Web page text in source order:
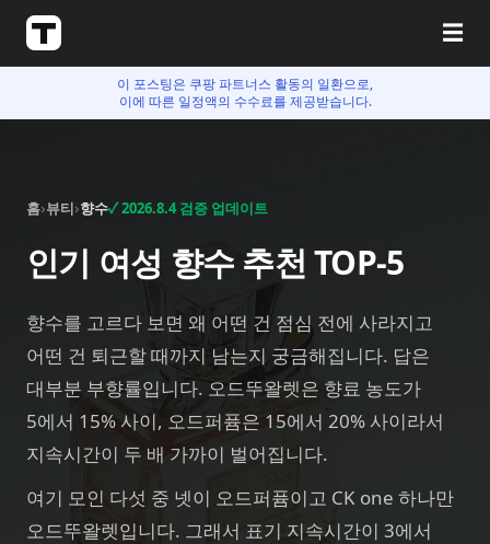
☰
이 포스팅은 쿠팡 파트너스 활동의 일환으로,
이에 따른 일정액의 수수료를 제공받습니다.
홈›뷰티›향수✓2026.8.4검증 업데이트
인기 여성 향수 추천 TOP-5
향수를 고르다 보면 왜 어떤 건 점심 전에 사라지고
어떤 건 퇴근할 때까지 남는지 궁금해집니다. 답은
대부분 부향률입니다. 오드뚜왈렛은 향료 농도가
5에서 15% 사이, 오드퍼퓸은 15에서 20% 사이라서
지속시간이 두 배 가까이 벌어집니다.
여기 모인 다섯 중 넷이 오드퍼퓸이고 CK one 하나만
오드뚜왈렛입니다. 그래서 표기 지속시간이 3에서